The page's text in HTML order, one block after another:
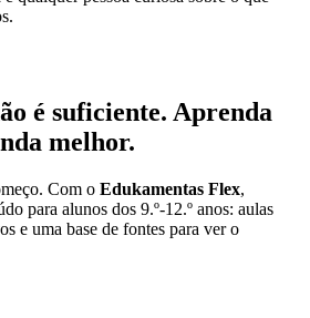
é suficiente. Aprenda
melhor.
Com o Edukamentas Flex,
para alunos dos 9.º-12.º anos: aulas
e uma base de fontes para ver o